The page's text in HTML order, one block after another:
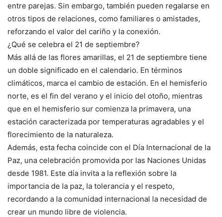
entre parejas. Sin embargo, también pueden regalarse en
otros tipos de relaciones, como familiares o amistades,
reforzando el valor del cariño y la conexión.
¿Qué se celebra el 21 de septiembre?
Más allá de las flores amarillas, el 21 de septiembre tiene
un doble significado en el calendario. En términos
climáticos, marca el cambio de estación. En el hemisferio
norte, es el fin del verano y el inicio del otoño, mientras
que en el hemisferio sur comienza la primavera, una
estación caracterizada por temperaturas agradables y el
florecimiento de la naturaleza.
Además, esta fecha coincide con el Día Internacional de la
Paz, una celebración promovida por las Naciones Unidas
desde 1981. Este día invita a la reflexión sobre la
importancia de la paz, la tolerancia y el respeto,
recordando a la comunidad internacional la necesidad de
crear un mundo libre de violencia.